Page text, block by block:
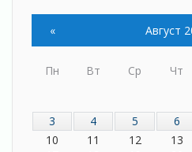
Не оставят в беде
05 августа 2026
На лидирующих позициях
Итоги конкурса
Кадрового центра –
04 августа 2026
« Август
Пн Вт Ср Чт
3
4 5 6
10
11 12 13